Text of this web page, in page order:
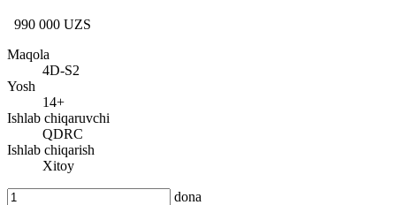
990 000 UZS
Maqola
4D-S2
Yosh
14+
Ishlab chiqaruvchi
QDRC
Ishlab chiqarish
Xitoy
dona